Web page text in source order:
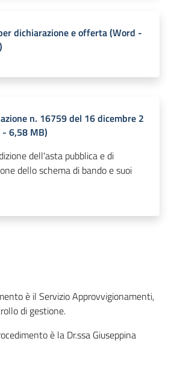
dichiarazione e offerta(Word -
)
n. 16759 del 16 dicembre 2
- 6,58 MB)
dell'asta pubblica e di
dello schema di bando e suoi
è il Servizio Approvvigionamenti,
di gestione.
è la Dr.ssa Giuseppina